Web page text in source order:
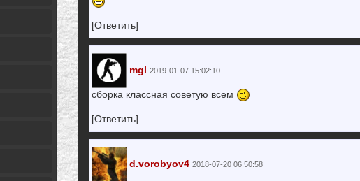
[Ответить]
mgl 2019-01-07 15:02:10
сборка классная советую всем
[Ответить]
d.vorobyov4 2018-07-20 06:50:58